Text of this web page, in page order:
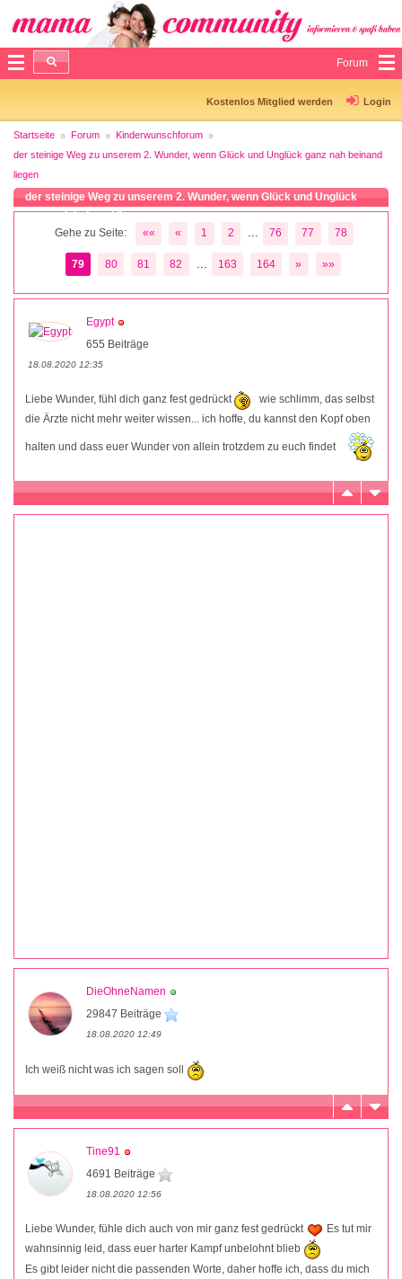
Forum
Kostenlos Mitglied werden Login
Startseite Forum
Kinderwunschforum
der steinige Weg zu unserem 2. Wunder, wenn Glück und Unglück ganz nah beinand
liegen
der steinige Weg zu unserem 2. Wunder, wenn Glück und Unglück
ganz nah beinand liegen
Gehe zu Seite:
«« « 1 2 76 77 78
79 80 81 82 163 164 » »»
Egypt
655 Beiträge
18.08.2020 12:35
Liebe Wunder, fühl dich ganz fest gedrückt
wie schlimm, das selbst
die Ärzte nicht mehr weiter wissen... ich hoffe, du kannst den Kopf oben
halten und dass euer Wunder von allein trotzdem zu euch findet
DieOhneNamen
29847 Beiträge
18.08.2020 12:49
Ich weiß nicht was ich sagen soll
Tine91
4691 Beiträge
18.08.2020 12:56
Liebe Wunder, fühle dich auch von mir ganz fest gedrückt
Es tut mir
wahnsinnig leid, dass euer harter Kampf unbelohnt blieb
Es gibt leider nicht die passenden Worte, daher hoffe ich, dass du mich